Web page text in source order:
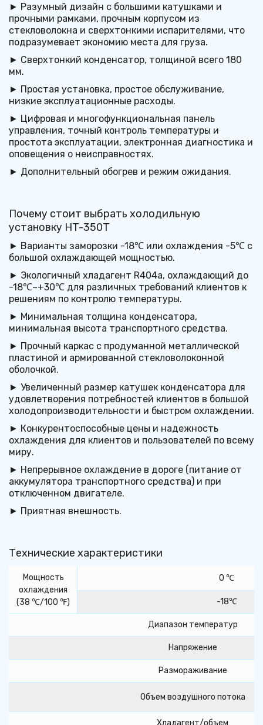
► Разумный дизайн с большими катушками и
прочными рамками, прочным корпусом из
стекловолокна и сверхтонкими испарителями, что
подразумевает экономию места для груза.
► Сверхтонкий конденсатор, толщиной всего 180
мм.
► Простая установка, простое обслуживание,
низкие эксплуатационные расходы.
► Цифровая и многофункциональная панель
управления, точный контроль температуры и
простота эксплуатации, электронная диагностика и
оповещения о неисправностях.
► Дополнительный обогрев и режим ожидания.
Почему стоит выбрать холодильную
установку HT-350T
► Варианты заморозки -18℃ или охлаждения -5℃ с
большой охлаждающей мощностью.
► Экологичный хладагент R404a, охлаждающий до
-18℃~+30℃ для различных требований клиентов к
решениям по контролю температуры.
► Минимальная толщина конденсатора,
минимальная высота транспортного средства.
► Прочный каркас с продуманной металлической
пластиной и армированной стекловолоконной
оболочкой.
► Увеличенный размер катушек конденсатора для
удовлетворения потребностей клиентов в большой
холодопроизводительности и быстром охлаждении.
► Конкурентоспособные цены и надежность
охлаждения для клиентов и пользователей по всему
миру.
► Непрерывное охлаждение в дороге (питание от
аккумулятора транспортного средства) и при
отключенном двигателе.
► Приятная внешность.
Технические характеристики
Мощность
охлаждения
(38 ℃/100 ℉)
0 ℃
-18℃
Диапазон температур
Напряжение
Размораживание
Объем воздушного потока
Хладагент/объем